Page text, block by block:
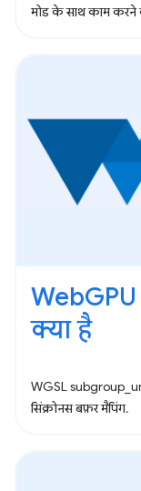
मोड के साथ काम करने
क्या है
WGSL
सिंक्रोनस बफ़र मैपिंग.